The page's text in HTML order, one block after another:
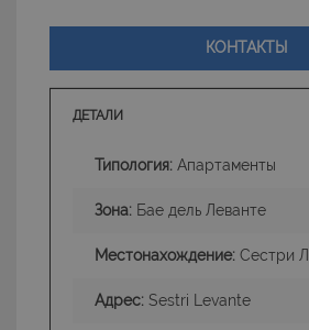
КОНТАКТЫ
ДЕТАЛИ
Типология: Апартаменты
Зона: Бае дель Леванте
Местонахождение: Сестри
Адрес: Sestri Levante